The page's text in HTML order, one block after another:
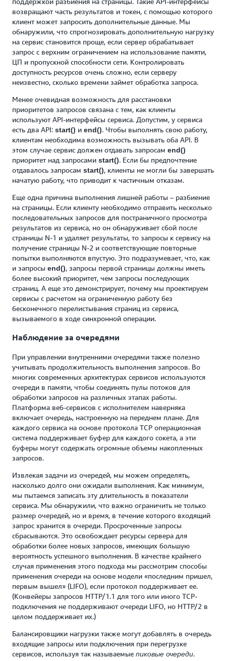
возвращают часть результатов и токен, с помощью которого
клиент может запросить дополнительные данные. Мы
обнаружили, что спрогнозировать дополнительную нагрузку
на сервис становится проще, если сервер обрабатывает
запрос с верхним ограничением на использование памяти,
ЦП и пропускной способности сети. Контролировать
доступность ресурсов очень сложно, если серверу
неизвестно, сколько времени займет обработка запроса.
Менее очевидная возможность для расстановки
приоритетов запросов связана с тем, как клиенты
используют API-интерфейсы сервиса. Допустим, у сервиса
есть два API: start() и end(). Чтобы выполнять свою работу,
клиентам необходима возможность вызывать оба API. В
этом случае сервис должен отдавать запросам end()
приоритет над запросами start(). Если бы предпочтение
отдавалось запросам start(), клиенты не могли бы завершать
начатую работу, что приводит к частичным отказам.
Еще одна причина выполнения лишней работы – разбиение
на страницы. Если клиенту необходимо отправить несколько
последовательных запросов для постраничного просмотра
результатов из сервиса, но он обнаруживает сбой после
страницы N-1 и удаляет результаты, то запросы к сервису на
получение страницы N-2 и соответствующие повторные
попытки выполняются впустую. Это подразумевает, что, как
и запросы end(), запросы первой страницы должны иметь
более высокий приоритет, чем запросы последующих
страниц. А еще это демонстрирует, почему мы проектируем
сервисы с расчетом на ограниченную работу без
бесконечного перелистывания страниц из сервиса,
вызываемого в ходе синхронной операции.
Наблюдение за очередями
При управлении внутренними очередями также полезно
учитывать продолжительность выполнения запросов. Во
многих современных архитектурах сервисов используются
очереди в памяти, чтобы соединять пулы потоков для
обработки запросов на различных этапах работы.
Платформа веб-сервисов с исполнителем наверняка
включает очередь, настроенную на переднем плане. Для
каждого сервиса на основе протокола TCP операционная
система поддерживает буфер для каждого сокета, а эти
буферы могут содержать огромные объемы накопленных
запросов.
Извлекая задачи из очередей, мы можем определять,
насколько долго они ожидали выполнения. Как минимум,
мы пытаемся записать эту длительность в показатели
сервиса. Мы обнаружили, что важно ограничить не только
размер очередей, но и время, в течение которого входящий
запрос хранится в очереди. Просроченные запросы
сбрасываются. Это освобождает ресурсы сервера для
обработки более новых запросов, имеющих большую
вероятность успешного выполнения. В качестве крайнего
случая применения этого подхода мы рассмотрим способы
применения очереди на основе модели «последним пришел,
первым вышел» (LIFO), если протокол поддерживает ее.
(Конвейеры запросов HTTP/1.1 для того или иного TCP-
подключения не поддерживают очереди LIFO, но HTTP/2 в
целом поддерживает их.)
Балансировщики нагрузки также могут добавлять в очередь
входящие запросы или подключения при перегрузке
сервисов, используя так называемые пиковые очереди.